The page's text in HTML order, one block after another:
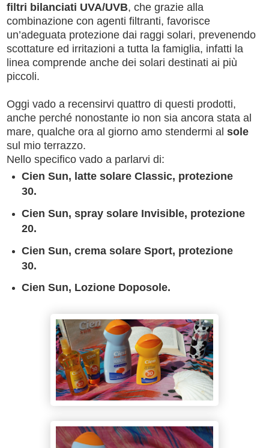
filtri bilanciati UVA/UVB, che grazie alla
combinazione con agenti filtranti, favorisce
un’adeguata protezione dai raggi solari, prevenendo
scottature ed irritazioni a tutta la famiglia, infatti la
linea comprende anche dei solari destinati ai più
piccoli.
Oggi vado a recensirvi quattro di questi prodotti,
anche perché nonostante io non sia ancora stata al
mare, qualche ora al giorno amo stendermi al sole
sul mio terrazzo.
Nello specifico vado a parlarvi di:
Cien Sun, latte solare Classic, protezione
30.
Cien Sun, spray solare Invisible, protezione
20.
Cien Sun, crema solare Sport, protezione
30.
Cien Sun, Lozione Doposole.